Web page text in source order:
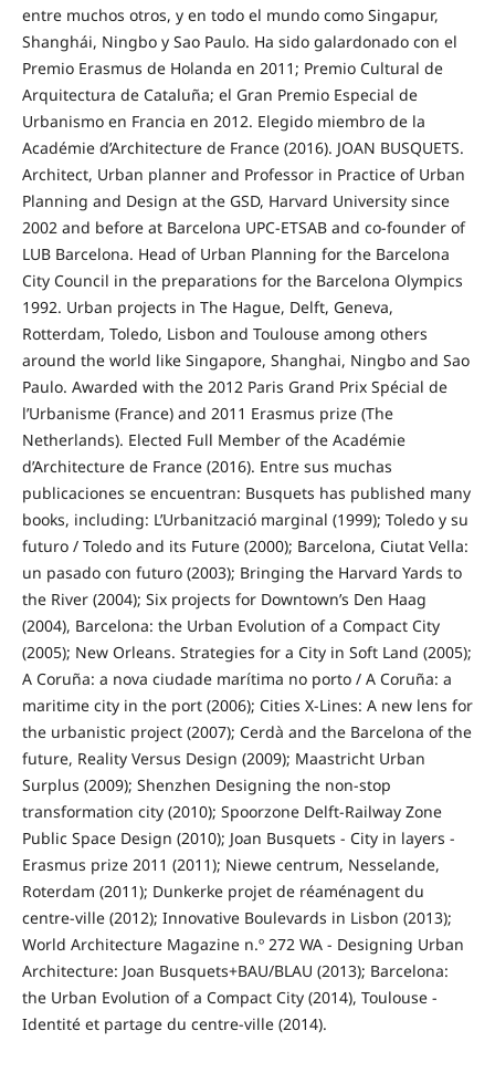
entre muchos otros, y en todo el mundo como Singapur,
Shanghái, Ningbo y Sao Paulo. Ha sido galardonado con el
Premio Erasmus de Holanda en 2011; Premio Cultural de
Arquitectura de Cataluña; el Gran Premio Especial de
Urbanismo en Francia en 2012. Elegido miembro de la
Académie d’Architecture de France (2016). JOAN BUSQUETS.
Architect, Urban planner and Professor in Practice of Urban
Planning and Design at the GSD, Harvard University since
2002 and before at Barcelona UPC-ETSAB and co-founder of
LUB Barcelona. Head of Urban Planning for the Barcelona
City Council in the preparations for the Barcelona Olympics
1992. Urban projects in The Hague, Delft, Geneva,
Rotterdam, Toledo, Lisbon and Toulouse among others
around the world like Singapore, Shanghai, Ningbo and Sao
Paulo. Awarded with the 2012 Paris Grand Prix Spécial de
l’Urbanisme (France) and 2011 Erasmus prize (The
Netherlands). Elected Full Member of the Académie
d’Architecture de France (2016). Entre sus muchas
publicaciones se encuentran: Busquets has published many
books, including: L’Urbanització marginal (1999); Toledo y su
futuro / Toledo and its Future (2000); Barcelona, Ciutat Vella:
un pasado con futuro (2003); Bringing the Harvard Yards to
the River (2004); Six projects for Downtown’s Den Haag
(2004), Barcelona: the Urban Evolution of a Compact City
(2005); New Orleans. Strategies for a City in Soft Land (2005);
A Coruña: a nova ciudade marítima no porto / A Coruña: a
maritime city in the port (2006); Cities X-Lines: A new lens for
the urbanistic project (2007); Cerdà and the Barcelona of the
future, Reality Versus Design (2009); Maastricht Urban
Surplus (2009); Shenzhen Designing the non-stop
transformation city (2010); Spoorzone Delft-Railway Zone
Public Space Design (2010); Joan Busquets - City in layers -
Erasmus prize 2011 (2011); Niewe centrum, Nesselande,
Roterdam (2011); Dunkerke projet de réaménagent du
centre-ville (2012); Innovative Boulevards in Lisbon (2013);
World Architecture Magazine n.º 272 WA - Designing Urban
Architecture: Joan Busquets+BAU/BLAU (2013); Barcelona:
the Urban Evolution of a Compact City (2014), Toulouse -
Identité et partage du centre-ville (2014).